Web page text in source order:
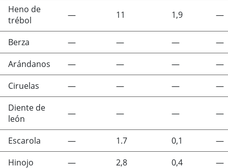
Heno de
trébol
— 11 1,9 —
Berza — — —
—
Arándanos
— — —
—
Ciruelas
— — —
—
Diente de
león
— — — —
Escarola — 1.7 0,1
—
Hinojo
— 2,8 0,4
—